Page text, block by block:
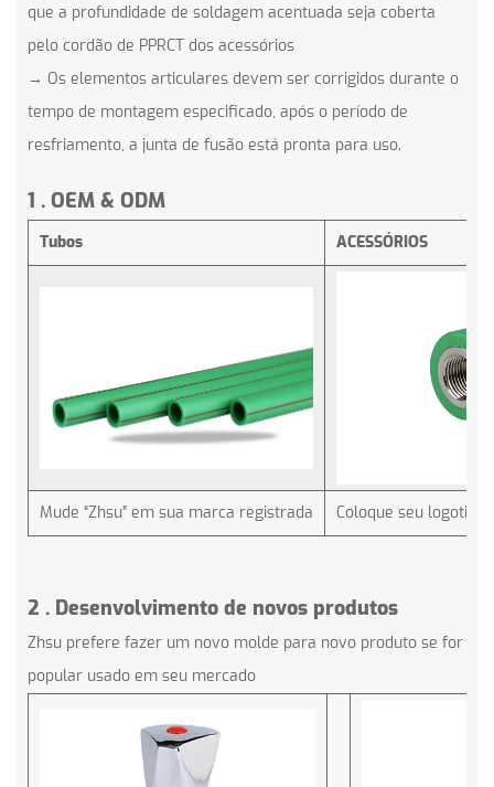
que a profundidade de soldagem acentuada seja coberta
pelo cordão de PPRCT dos acessórios
→ Os elementos articulares devem ser corrigidos durante o
tempo de montagem especificado, após o período de
resfriamento, a junta de fusão está pronta para uso.
1 . OEM & ODM
Tubos ACESSÓRIOS
Mude “Zhsu” em sua marca registrada Coloque seu logotipo
2 . Desenvolvimento de novos produtos
Zhsu prefere fazer um novo molde para novo produto se for
popular usado em seu mercado